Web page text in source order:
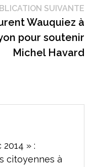
SUIVANTE
Wauquiez à
pour soutenir
Michel Havard
» :
citoyennes à